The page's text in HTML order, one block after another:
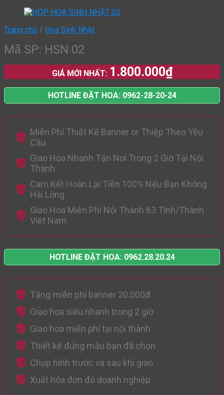
Trang chủ / Hoa Sinh Nhật
Mã SP: HSN 02
GIÁ MỚI NHẤT: 1.800.000₫
HOTLINE ĐẶT HOA: 0962-28-20-24
Miễn Phí Thiết Kế Banner or Thiệp Theo Yêu
Cầu
Giao Hoa Nhanh Tận Nơi Trong 2 Giờ Tại Nội
Thành
Cam Kết Hoàn Lại Tiền 100% Nếu Bạn Không
Hài Lòng
Giao Hoa Miễn Phí Nội Thành 63 Tỉnh/Thành
Việt Nam
HOTLINE ĐẶT HOA: 0962.28.20.24
Tặng miễn phí banner 20.000đ
Giao hoa siêu nhanh trong 2 giờ
Giao hoa miễn phí tại nội thành
Thiết kế đúng mẫu bạn đã chọn
Chụp hình trước và sau khi giao
Xuất hóa đơn đỏ doanh nghiệp